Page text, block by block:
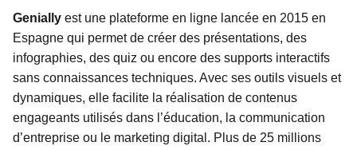
Genially est une plateforme en ligne lancée en 2015 en
Espagne qui permet de créer des présentations, des
infographies, des quiz ou encore des supports interactifs
sans connaissances techniques. Avec ses outils visuels et
dynamiques, elle facilite la réalisation de contenus
engageants utilisés dans l’éducation, la communication
d’entreprise ou le marketing digital. Plus de 25 millions